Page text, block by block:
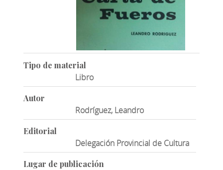
Tipo de material
Libro
Autor
Rodríguez, Leandro
Editorial
Delegación Provincial de Cultura
Lugar de publicación